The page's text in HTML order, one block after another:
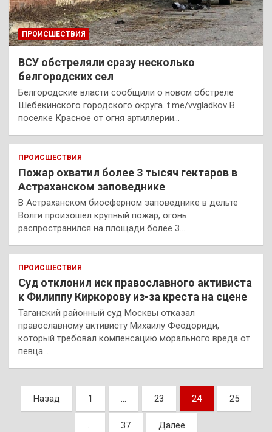
ПРОИСШЕСТВИЯ
ВСУ обстреляли сразу несколько
белгородских сел
Белгородские власти сообщили о новом обстреле
Шебекинского городского округа. t.me/vvgladkov В
поселке Красное от огня артиллерии…
ПРОИСШЕСТВИЯ
Пожар охватил более 3 тысяч гектаров в
Астраханском заповеднике
В Астраханском биосферном заповеднике в дельте
Волги произошел крупный пожар, огонь
распространился на площади более 3…
ПРОИСШЕСТВИЯ
Суд отклонил иск православного активиста
к Филиппу Киркорову из-за креста на сцене
Таганский районный суд Москвы отказал
православному активисту Михаилу Феодориди,
который требовал компенсацию морального вреда от
певца…
Пагинация
записей
Назад 1 … 23 24 25
… 37 Далее